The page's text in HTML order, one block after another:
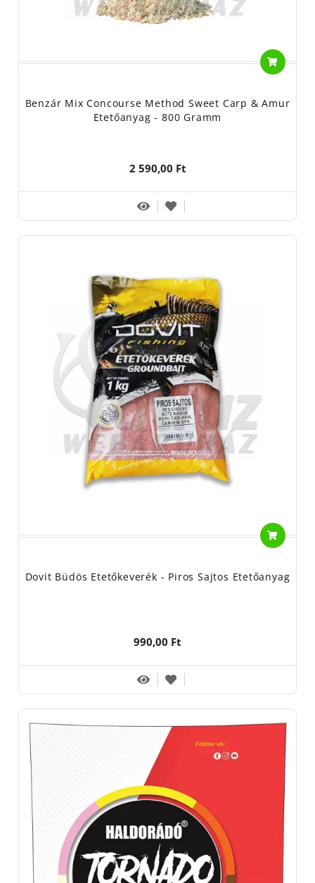
Benzár Mix Concourse Method Sweet Carp & Amur
Etetőanyag - 800 Gramm
2 590,00 Ft
Dovit Büdös Etetőkeverék - Piros Sajtos Etetőanyag
990,00 Ft